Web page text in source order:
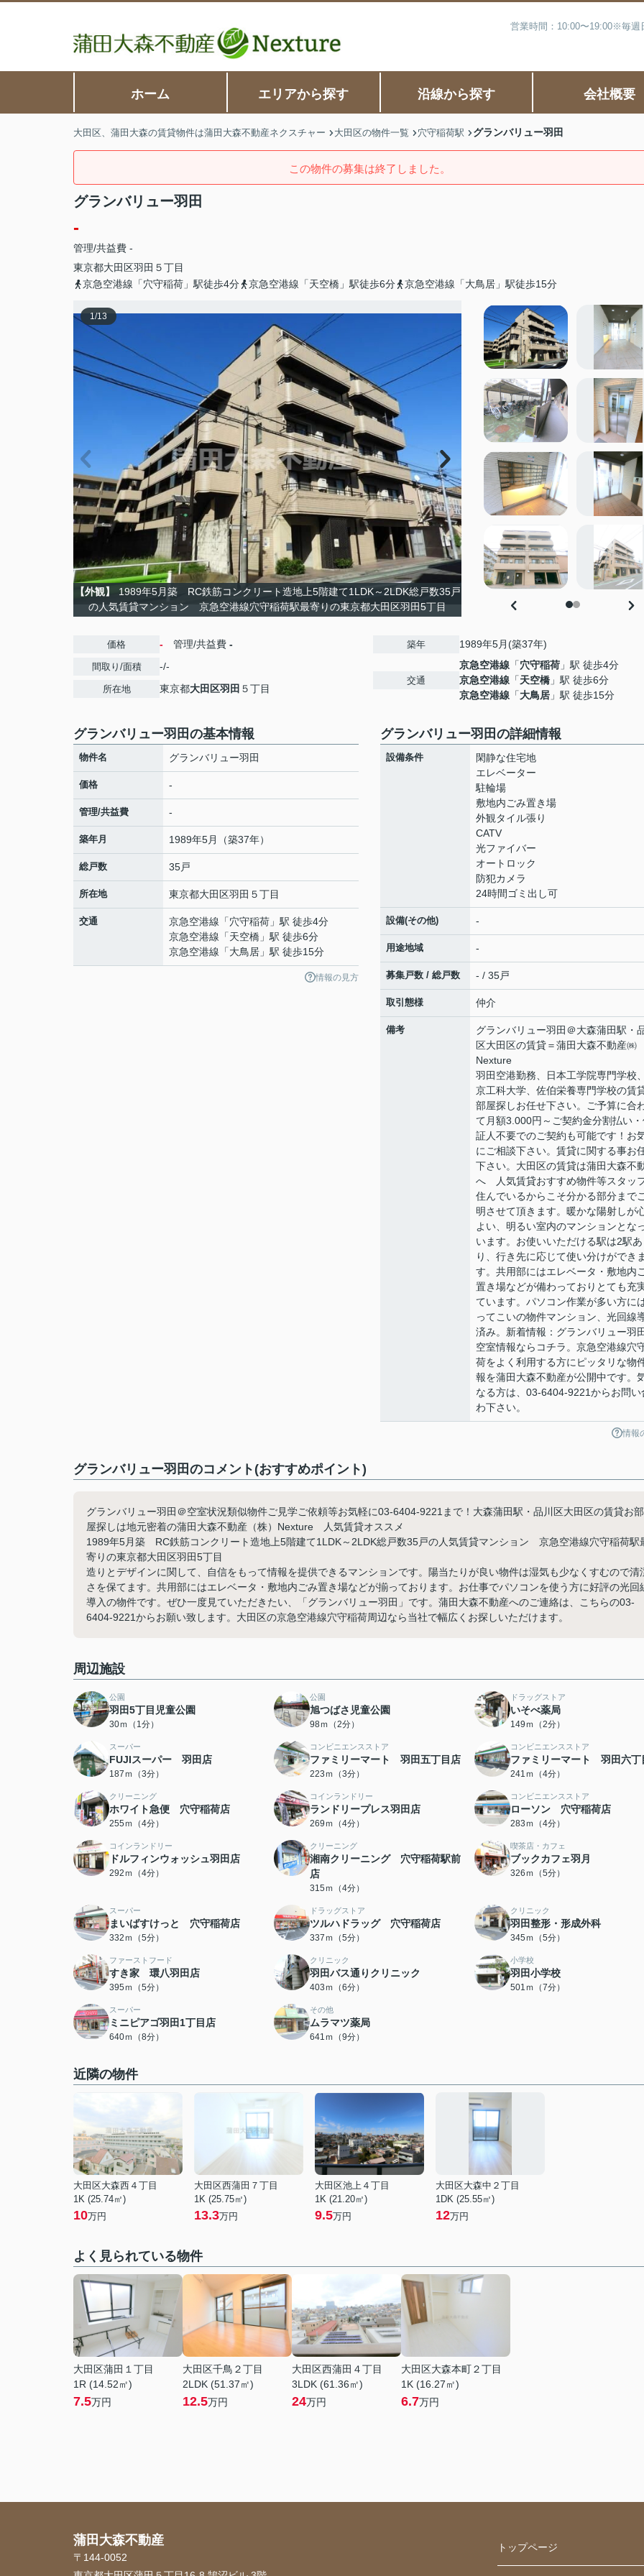
営業時間：10:00〜19:00※毎
ホーム エリアから探す 沿線から探す 会社概要
大田区、蒲田大森の賃貸物件は蒲田大森不動産ネクスチャー 大田区の物件一覧 穴守稲荷駅 グランバリュー羽田
この物件の募集は終了しました。
グランバリュー羽田
-
管理/共益費 -
東京都大田区羽田 ５丁目
京急空港線「穴守稲荷」駅徒歩4分
京急空港線「天空橋」駅徒歩6分 京急空港線「大鳥居」駅徒歩15分
1/13
【外観】
1989年5月築 RC鉄筋コンクリート造地上5階建て1LDK～2LDK総戸数35戸
の人気賃貸マンション 京急空港線穴守稲荷駅最寄りの東京都大田区羽田5丁目
価格 - 管理/共益費 -
間取り/面積 -/-
所在地 東京都大田区羽田 ５丁目
築年 1989年5月(築37年)
交通
京急空港線 「穴守稲荷 」駅 徒歩4分
京急空港線 「天空橋 」駅 徒歩6分
京急空港線 「大鳥居 」駅 徒歩15分
グランバリュー羽田の基本情報
物件名 グランバリュー羽田
価格 -
管理/共益費 -
築年月 1989年5月（築37年）
総戸数 35戸
所在地 東京都大田区羽田 ５丁目
交通 京急空港線 「穴守稲荷 」駅 徒歩4分
京急空港線 「天空橋 」駅 徒歩6分
京急空港線 「大鳥居 」駅 徒歩15分
情報の見方
グランバリュー羽田の詳細情報
設備条件
閑静な住宅地
エレベーター
駐輪場
敷地内ごみ置き場
外観タイル張り
CATV
光ファイバー
オートロック
防犯カメラ
24時間ゴミ出し可
設備(その他) -
用途地域 -
募集戸数 / 総戸数 - / 35戸
取引態様 仲介
備考
グランバリュー羽田＠大森蒲田駅・
区大田区の賃貸＝蒲田大森不動産㈱
Nexture
羽田空港勤務、日本工学院専門学校
京工科大学、佐伯栄養専門学校の賃
部屋探しお任せ下さい。ご予算に合
て月額3.000円～ご契約金分割払い
証人不要でのご契約も可能です！お
にご相談下さい。賃貸に関する事お
下さい。大田区の賃貸は蒲田大森不
へ 人気賃貸おすすめ物件等スタッ
住んでいるからこそ分かる部分まで
明させて頂きます。暖かな陽射しが
よい、明るい室内のマンションとな
います。お使いいただける駅は2駅あ
り、行き先に応じて使い分けができ
す。共用部にはエレベータ・敷地内
置き場などが備わっておりとても充
ています。パソコン作業が多い方に
ってこいの物件マンション、光回線
済み。新着情報：グランバリュー羽
空室情報ならコチラ。京急空港線穴
荷をよく利用する方にピッタリな物
報を蒲田大森不動産が公開中です。
なる方は、03-6404-9221からお問い
わ下さい。
情報
グランバリュー羽田のコメント(おすすめポイント)
グランバリュー羽田＠空室状況類似物件ご見学ご依頼等お気軽に03-6404-9221まで！大森蒲田駅・品川区大田区の賃貸お部
屋探しは地元密着の蒲田大森不動産（株）Nexture 人気賃貸オススメ
1989年5月築 RC鉄筋コンクリート造地上5階建て1LDK～2LDK総戸数35戸の人気賃貸マンション 京急空港線穴守稲荷駅
寄りの東京都大田区羽田5丁目
造りとデザインに関して、自信をもって情報を提供できるマンションです。陽当たりが良い物件は湿気も少なくすむので清
さを保てます。共用部にはエレベータ・敷地内ごみ置き場などが揃っております。お仕事でパソコンを使う方に好評の光回
導入の物件です。ぜひ一度見ていただきたい、「グランバリュー羽田」です。蒲田大森不動産へのご連絡は、こちらの03-
6404-9221からお願い致します。大田区の京急空港線穴守稲荷周辺なら当社で幅広くお探しいただけます。
周辺施設
公園
羽田5丁目児童公園
30ｍ（1分）
公園
旭つばさ児童公園
98ｍ（2分）
ドラッグストア
いそべ薬局
149ｍ（2分）
スーパー
FUJIスーパー 羽田店
187ｍ（3分）
コンビニエンスストア
ファミリーマート 羽田五丁目店
223ｍ（3分）
コンビニエンスストア
ファミリーマート 羽田六丁
241ｍ（4分）
クリーニング
ホワイト急便 穴守稲荷店
255ｍ（4分）
コインランドリー
ランドリープレス羽田店
269ｍ（4分）
コンビニエンスストア
ローソン 穴守稲荷店
283ｍ（4分）
コインランドリー
ドルフィンウォッシュ羽田店
292ｍ（4分）
クリーニング
湘南クリーニング 穴守稲荷駅前
店
315ｍ（4分）
喫茶店・カフェ
ブックカフェ羽月
326ｍ（5分）
スーパー
まいばすけっと 穴守稲荷店
332ｍ（5分）
ドラッグストア
ツルハドラッグ 穴守稲荷店
337ｍ（5分）
クリニック
羽田整形・形成外科
345ｍ（5分）
ファーストフード
すき家 環八羽田店
395ｍ（5分）
クリニック
羽田バス通りクリニック
403ｍ（6分）
小学校
羽田小学校
501ｍ（7分）
スーパー
ミニピアゴ羽田1丁目店
640ｍ（8分）
その他
ムラマツ薬局
641ｍ（9分）
近隣の物件
大田区大森西４丁目
1K (25.74㎡)
10万円
大田区西蒲田７丁目
1K (25.75㎡)
13.3万円
大田区池上４丁目
1K (21.20㎡)
9.5万円
大田区大森中２丁目
1DK (25.55㎡)
12万円
よく見られている物件
大田区蒲田１丁目
1R (14.52㎡)
7.5万円
大田区千鳥２丁目
2LDK (51.37㎡)
12.5万円
大田区西蒲田４丁目
3LDK (61.36㎡)
24万円
大田区大森本町２丁目
1K (16.27㎡)
6.7万円
蒲田大森不動産
〒144-0052
トップページ